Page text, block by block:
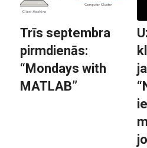
Trīs septembra
pirmdienās:
“Mondays with
MATLAB”